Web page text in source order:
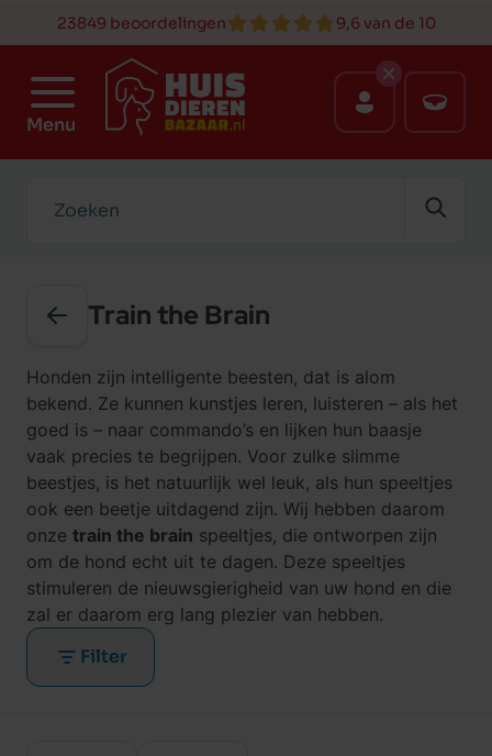
23849 beoordelingen 9,6 van de 10
Menu
Train the Brain
Honden zijn intelligente beesten, dat is alom
bekend. Ze kunnen kunstjes leren, luisteren – als het
goed is – naar commando’s en lijken hun baasje
vaak precies te begrijpen. Voor zulke slimme
beestjes, is het natuurlijk wel leuk, als hun speeltjes
ook een beetje uitdagend zijn. Wij hebben daarom
onze train the brain speeltjes, die ontworpen zijn
om de hond echt uit te dagen. Deze speeltjes
stimuleren de nieuwsgierigheid van uw hond en die
zal er daarom erg lang plezier van hebben.
Filter